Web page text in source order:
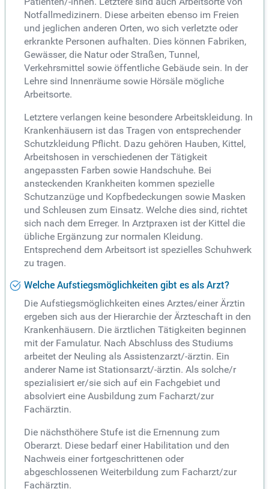
Notfallmedizinern. Diese arbeiten ebenso im Freien
und jeglichen anderen Orten, wo sich verletzte oder
erkrankte Personen aufhalten. Dies können Fabriken,
Gewässer, die Natur oder Straßen, Tunnel,
Verkehrsmittel sowie öffentliche Gebäude sein. In der
Lehre sind Innenräume sowie Hörsäle mögliche
Arbeitsorte.
Letztere verlangen keine besondere Arbeitskleidung. In
Krankenhäusern ist das Tragen von entsprechender
Schutzkleidung Pflicht. Dazu gehören Hauben, Kittel,
Arbeitshosen in verschiedenen der Tätigkeit
angepassten Farben sowie Handschuhe. Bei
ansteckenden Krankheiten kommen spezielle
Schutzanzüge und Kopfbedeckungen sowie Masken
und Schleusen zum Einsatz. Welche dies sind, richtet
sich nach dem Erreger. In Arztpraxen ist der Kittel die
übliche Ergänzung zur normalen Kleidung.
Entsprechend dem Arbeitsort ist spezielles Schuhwerk
zu tragen.
Welche Aufstiegsmöglichkeiten gibt es als Arzt?
Die Aufstiegsmöglichkeiten eines Arztes/einer Ärztin
ergeben sich aus der Hierarchie der Ärzteschaft in den
Krankenhäusern. Die ärztlichen Tätigkeiten beginnen
mit der Famulatur. Nach Abschluss des Studiums
arbeitet der Neuling als Assistenzarzt/-ärztin. Ein
anderer Name ist Stationsarzt/-ärztin. Als solche/r
spezialisiert er/sie sich auf ein Fachgebiet und
absolviert eine Ausbildung zum Facharzt/zur
Fachärztin.
Die nächsthöhere Stufe ist die Ernennung zum
Oberarzt. Diese bedarf einer Habilitation und den
Nachweis einer fortgeschrittenen oder
abgeschlossenen Weiterbildung zum Facharzt/zur
Fachärztin.